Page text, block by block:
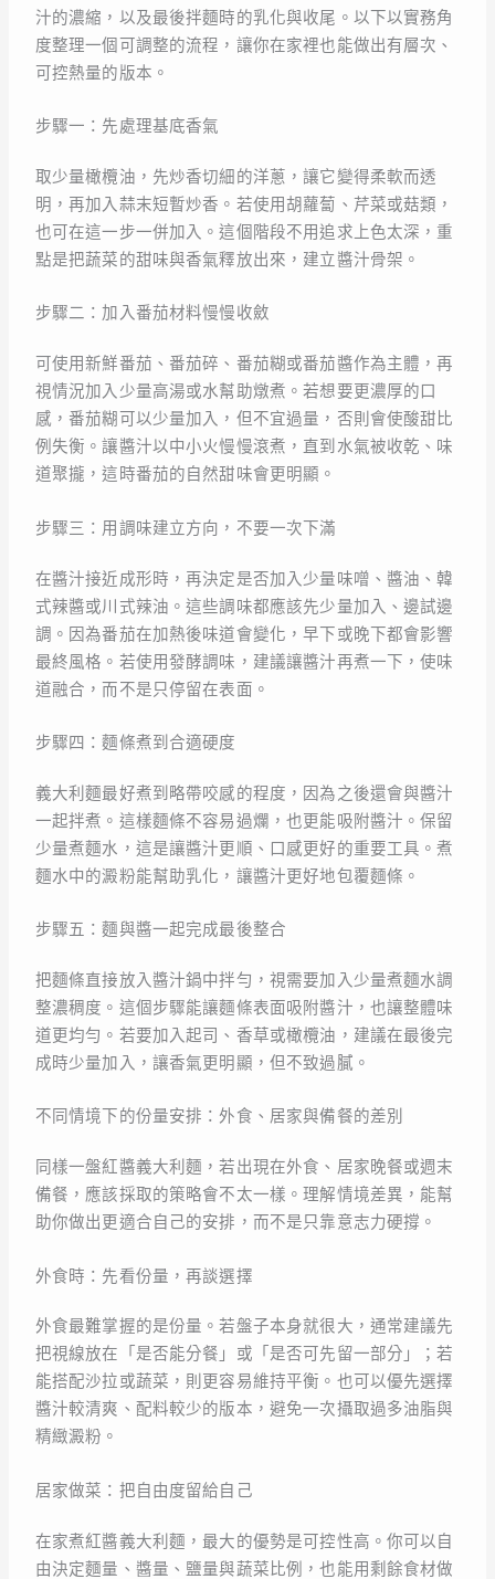
汁的濃縮，以及最後拌麵時的乳化與收尾。以下以實務角
度整理一個可調整的流程，讓你在家裡也能做出有層次、
可控熱量的版本。
步驟一：先處理基底香氣
取少量橄欖油，先炒香切細的洋蔥，讓它變得柔軟而透
明，再加入蒜末短暫炒香。若使用胡蘿蔔、芹菜或菇類，
也可在這一步一併加入。這個階段不用追求上色太深，重
點是把蔬菜的甜味與香氣釋放出來，建立醬汁骨架。
步驟二：加入番茄材料慢慢收斂
可使用新鮮番茄、番茄碎、番茄糊或番茄醬作為主體，再
視情況加入少量高湯或水幫助燉煮。若想要更濃厚的口
感，番茄糊可以少量加入，但不宜過量，否則會使酸甜比
例失衡。讓醬汁以中小火慢慢滾煮，直到水氣被收乾、味
道聚攏，這時番茄的自然甜味會更明顯。
步驟三：用調味建立方向，不要一次下滿
在醬汁接近成形時，再決定是否加入少量味噌、醬油、韓
式辣醬或川式辣油。這些調味都應該先少量加入、邊試邊
調。因為番茄在加熱後味道會變化，早下或晚下都會影響
最終風格。若使用發酵調味，建議讓醬汁再煮一下，使味
道融合，而不是只停留在表面。
步驟四：麵條煮到合適硬度
義大利麵最好煮到略帶咬感的程度，因為之後還會與醬汁
一起拌煮。這樣麵條不容易過爛，也更能吸附醬汁。保留
少量煮麵水，這是讓醬汁更順、口感更好的重要工具。煮
麵水中的澱粉能幫助乳化，讓醬汁更好地包覆麵條。
步驟五：麵與醬一起完成最後整合
把麵條直接放入醬汁鍋中拌勻，視需要加入少量煮麵水調
整濃稠度。這個步驟能讓麵條表面吸附醬汁，也讓整體味
道更均勻。若要加入起司、香草或橄欖油，建議在最後完
成時少量加入，讓香氣更明顯，但不致過膩。
不同情境下的份量安排：外食、居家與備餐的差別
同樣一盤紅醬義大利麵，若出現在外食、居家晚餐或週末
備餐，應該採取的策略會不太一樣。理解情境差異，能幫
助你做出更適合自己的安排，而不是只靠意志力硬撐。
外食時：先看份量，再談選擇
外食最難掌握的是份量。若盤子本身就很大，通常建議先
把視線放在「是否能分餐」或「是否可先留一部分」；若
能搭配沙拉或蔬菜，則更容易維持平衡。也可以優先選擇
醬汁較清爽、配料較少的版本，避免一次攝取過多油脂與
精緻澱粉。
居家做菜：把自由度留給自己
在家煮紅醬義大利麵，最大的優勢是可控性高。你可以自
由決定麵量、醬量、鹽量與蔬菜比例，也能用剩餘食材做